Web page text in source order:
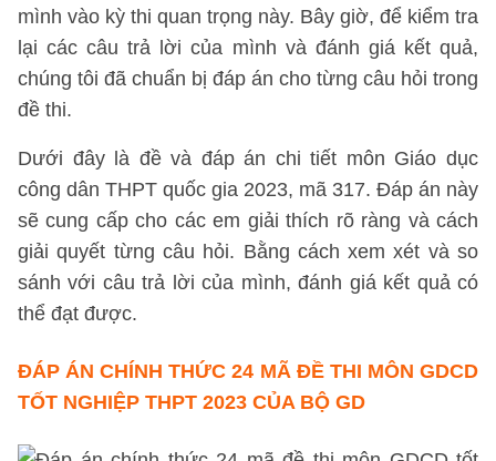
mình vào kỳ thi quan trọng này. Bây giờ, để kiểm tra
lại các câu trả lời của mình và đánh giá kết quả,
chúng tôi đã chuẩn bị đáp án cho từng câu hỏi trong
đề thi.
Dưới đây là đề và đáp án chi tiết môn Giáo dục
công dân THPT quốc gia 2023, mã 317. Đáp án này
sẽ cung cấp cho các em giải thích rõ ràng và cách
giải quyết từng câu hỏi. Bằng cách xem xét và so
sánh với câu trả lời của mình, đánh giá kết quả có
thể đạt được.
ĐÁP ÁN CHÍNH THỨC 24 MÃ ĐỀ THI MÔN GDCD
TỐT NGHIỆP THPT 2023 CỦA BỘ GD